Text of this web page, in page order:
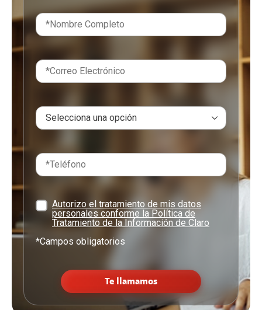
Autorizo el tratamiento de mis datos
personales conforme la Política de
Tratamiento de la Información de Claro
*Campos obligatorios
Te llamamos